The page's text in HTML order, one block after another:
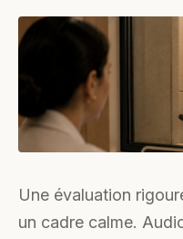
Une évaluation
un cadre calme.